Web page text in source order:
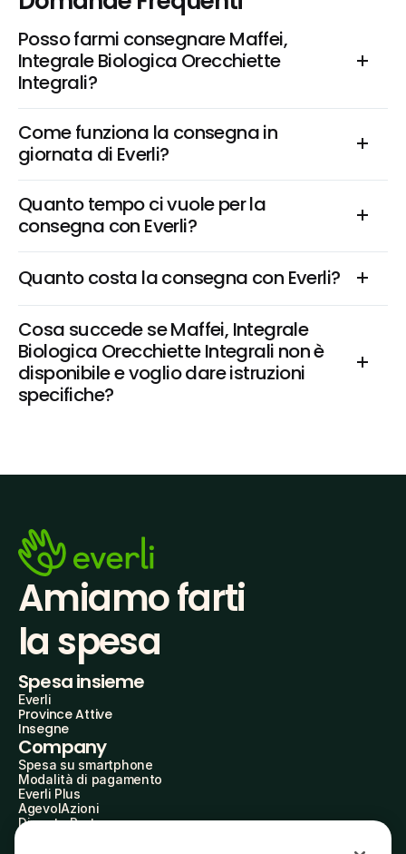
Posso farmi consegnare Maffei,
Integrale Biologica Orecchiette
Integrali?
Come funziona la consegna in
giornata di Everli?
Quanto tempo ci vuole per la
consegna con Everli?
Quanto costa la consegna con Everli?
Cosa succede se Maffei, Integrale
Biologica Orecchiette Integrali non è
disponibile e voglio dare istruzioni
specifiche?
Amiamo farti
la spesa
Spesa insieme
Everli
Province Attive
Insegne
Company
Spesa su smartphone
Modalità di pagamento
Everli Plus
AgevolAzioni
Diventa Partner